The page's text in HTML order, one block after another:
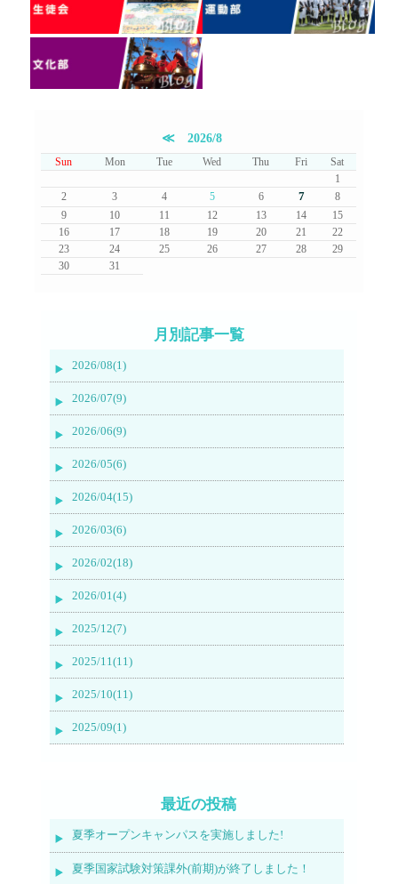
≪ 2026/8
Sun Mon Tue Wed Thu Fri
Sat
1
2
3 4 5 6 7
8
9
10 11 12 13 14
15
16
17 18 19 20 21
22
23
24 25 26 27 28
29
30
31
月別記事一覧
2026/08(1)
2026/07(9)
2026/06(9)
2026/05(6)
2026/04(15)
2026/03(6)
2026/02(18)
2026/01(4)
2025/12(7)
2025/11(11)
2025/10(11)
2025/09(1)
最近の投稿
夏季オープンキャンパスを実施しました!
夏季国家試験対策課外(前期)が終了しました！